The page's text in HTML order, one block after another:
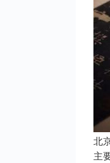
北
主